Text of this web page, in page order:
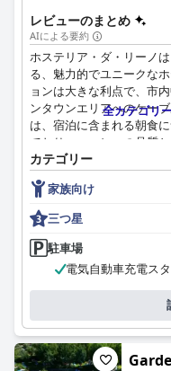
レビューのまとめ
AIによる要約
ホステリア・ダ・リーノ
る、魅力的でユニークな
ョンは大きな利点で、市
ンタウンエリアへのケー
は、宿泊に含まれる朝食
ており、コーヒーの品質
を高く評価しています。
優れたサービス、リーズ
供しています。客室は清
敵な景色がありますが、
がしい場合があります。
の素晴らしい、フレンド
し賞賛しています。子供
広々とした客室と豊富な
ドにいくつかの問題があ
れらが快適であると感じ
リーノは、サン・マリノ
旅行者にとって優れた選択
全カテゴリ
カテゴリー
家族向け
三つ星
駐車場
電気自動車充電ス